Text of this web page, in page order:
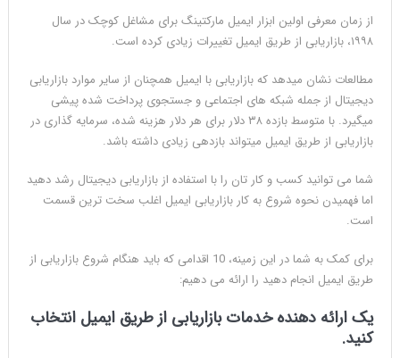
از زمان معرفی اولین ابزار ایمیل مارکتینگ برای مشاغل کوچک در سال
۱۹۹۸، بازاریابی از طریق ایمیل تغییرات زیادی کرده است.
مطالعات نشان میدهد که بازاریابی با ایمیل همچنان از سایر موارد بازاریابی
دیجیتال از جمله شبکه های اجتماعی و جستجوی پرداخت شده پیشی
میگیرد. با متوسط بازده ۳۸ دلار برای هر دلار هزینه شده، سرمایه گذاری در
بازاریابی از طریق ایمیل میتواند بازدهی زیادی داشته باشد.
شما می توانید کسب و کار تان را با استفاده از بازاریابی دیجیتال رشد دهید
اما فهمیدن نحوه شروع به کار بازاریابی ایمیل اغلب سخت ترین قسمت
است.
برای کمک به شما در این زمینه، 10 اقدامی که باید هنگام شروع بازاریابی از
طریق ایمیل انجام دهید را ارائه می دهیم:
یک ارائه دهنده خدمات بازاریابی از طریق ایمیل انتخاب
کنید.